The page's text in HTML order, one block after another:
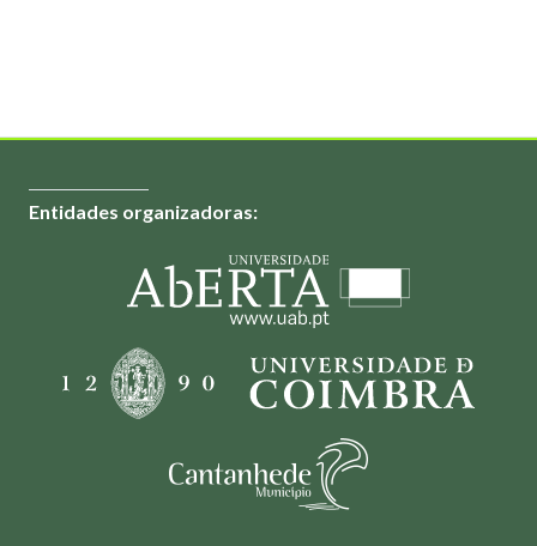
Entidades organizadoras: